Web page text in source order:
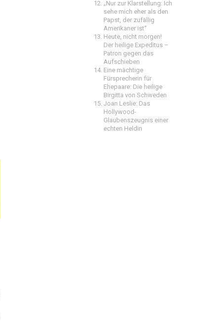
„Nur zur Klarstellung: Ich
sehe mich eher als den
Papst, der zufällig
Amerikaner ist“
Heute, nicht morgen!
Der heilige Expeditus –
Patron gegen das
Aufschieben
Eine mächtige
Fürsprecherin für
Ehepaare: Die heilige
Birgitta von Schweden
Joan Leslie: Das
Hollywood-
Glaubenszeugnis einer
echten Heldin